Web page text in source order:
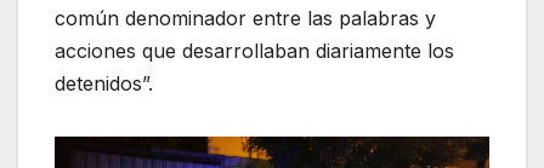
común denominador entre las palabras y
acciones que desarrollaban diariamente los
detenidos”.